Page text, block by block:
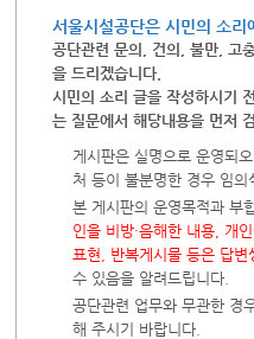
서울시설공단은 시민의 소리
공단관련 문의, 건의, 불만, 고
을 드리겠습니다.
시민의 소리 글을 작성하시기
는 질문에서 해당내용을 먼저
게시판은 실명으로 운영되
처 등이 불분명한 경우 임의
본 게시판의 운영목적과 부
인을 비방·음해한 내용, 개
표현, 반복게시물 등은 답
수 있음을 알려드립니다.
공단관련 업무와 무관한 경
해 주시기 바랍니다.